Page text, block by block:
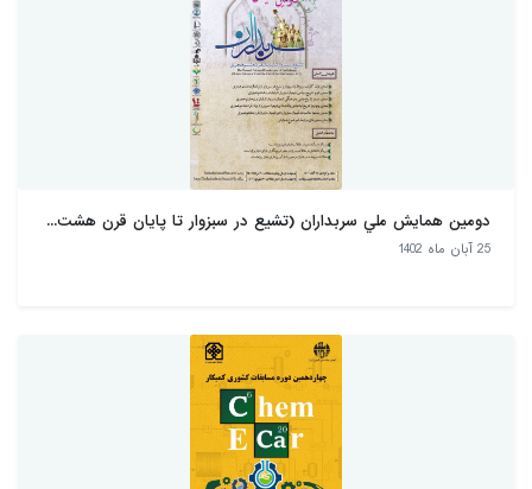
دومين همايش ملي سربداران (تشيع در سبزوار تا پايان قرن هشت...
25 آبان ماه 1402